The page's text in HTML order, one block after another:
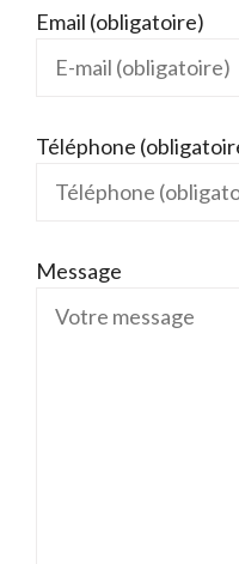
Email (obligatoire)
Téléphone
Message